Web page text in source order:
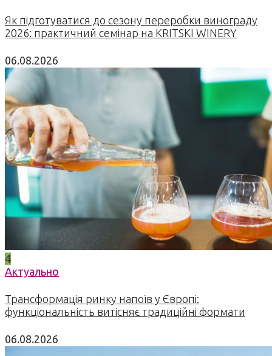
Як підготуватися до сезону переробки винограду
2026: практичний семінар на KRITSKI WINERY
06.08.2026
4
Актуально
Трансформація ринку напоїв у Європі:
функціональність витісняє традиційні формати
06.08.2026